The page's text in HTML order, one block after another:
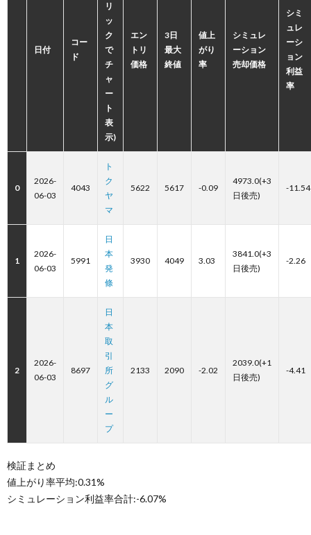
日付
コー
ド
リ
ッ
ク
で
チ
ャ
ー
ト
表
示)
エン
トリ
価格
3日
最大
終値
値上
がり
率
シミュレ
ーション
売却価格
シミ
ュレ
ーシ
ョン
利益
率
0
2026-
06-03
4043
ト
ク
ヤ
マ
5622 5617 -0.09
4973.0(+3
日後売)
-11.54
1
2026-
06-03
5991
日
本
発
條
3930 4049 3.03
3841.0(+3
日後売)
-2.26
2
2026-
06-03
8697
日
本
取
引
所
グ
ル
ー
プ
2133 2090 -2.02
2039.0(+1
日後売)
-4.41
検証まとめ
値上がり率平均:0.31%
シミュレーション利益率合計:-6.07%